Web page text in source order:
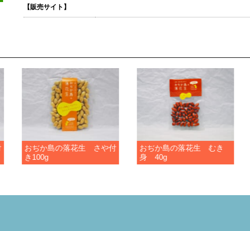
【販売サイト】
おぢか島の落花生 さや付
き100g
おぢか島の落花生 むき
身 40g